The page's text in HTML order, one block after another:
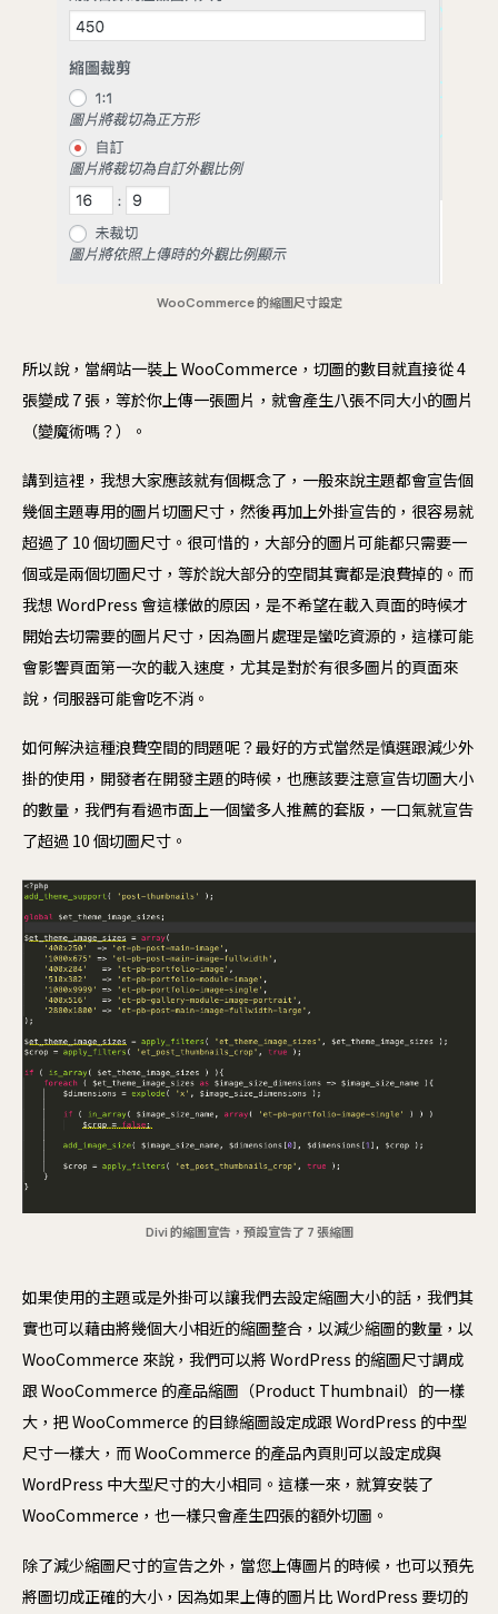
WooCommerce 的縮圖尺寸設定
所以說，當網站一裝上 WooCommerce，切圖的數目就直接從 4
張變成 7 張，等於你上傳一張圖片，就會產生八張不同大小的圖片
（變魔術嗎？）。
講到這裡，我想大家應該就有個概念了，一般來說主題都會宣告個
幾個主題專用的圖片切圖尺寸，然後再加上外掛宣告的，很容易就
超過了 10 個切圖尺寸。很可惜的，大部分的圖片可能都只需要一
個或是兩個切圖尺寸，等於說大部分的空間其實都是浪費掉的。而
我想 WordPress 會這樣做的原因，是不希望在載入頁面的時候才
開始去切需要的圖片尺寸，因為圖片處理是蠻吃資源的，這樣可能
會影響頁面第一次的載入速度，尤其是對於有很多圖片的頁面來
說，伺服器可能會吃不消。
如何解決這種浪費空間的問題呢？最好的方式當然是慎選跟減少外
掛的使用，開發者在開發主題的時候，也應該要注意宣告切圖大小
的數量，我們有看過市面上一個蠻多人推薦的套版，一口氣就宣告
了超過 10 個切圖尺寸。
Divi 的縮圖宣告，預設宣告了 7 張縮圖
如果使用的主題或是外掛可以讓我們去設定縮圖大小的話，我們其
實也可以藉由將幾個大小相近的縮圖整合，以減少縮圖的數量，以
WooCommerce 來說，我們可以將 WordPress 的縮圖尺寸調成
跟 WooCommerce 的產品縮圖（Product Thumbnail）的一樣
大，把 WooCommerce 的目錄縮圖設定成跟 WordPress 的中型
尺寸一樣大，而 WooCommerce 的產品內頁則可以設定成與
WordPress 中大型尺寸的大小相同。這樣一來，就算安裝了
WooCommerce，也一樣只會產生四張的額外切圖。
除了減少縮圖尺寸的宣告之外，當您上傳圖片的時候，也可以預先
將圖切成正確的大小，因為如果上傳的圖片比 WordPress 要切的